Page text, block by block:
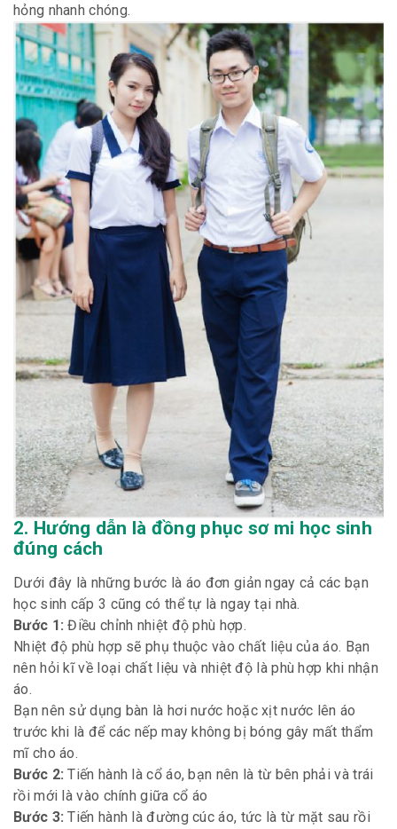
hỏng nhanh chóng.
2. Hướng dẫn là đồng phục sơ mi học sinh
đúng cách
Dưới đây là những bước là áo đơn giản ngay cả các bạn
học sinh cấp 3 cũng có thể tự là ngay tại nhà.
Bước 1: Điều chỉnh nhiệt độ phù hợp.
Nhiệt độ phù hợp sẽ phụ thuộc vào chất liệu của áo. Bạn
nên hỏi kĩ về loại chất liệu và nhiệt độ là phù hợp khi nhận
áo.
Bạn nên sử dụng bàn là hơi nước hoặc xịt nước lên áo
trước khi là để các nếp may không bị bóng gây mất thẩm
mĩ cho áo.
Bước 2:Tiến hành là cổ áo, bạn nên là từ bên phải và trái
rồi mới là vào chính giữa cổ áo
Bước 3:Tiến hành là đường cúc áo, tức là từ mặt sau rồi